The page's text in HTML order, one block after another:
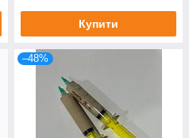
Купити
–48%